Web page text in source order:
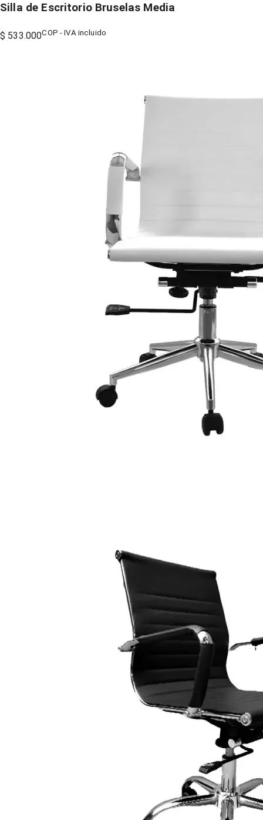
Silla de Escritorio Bruselas Media
$ 533.000COP - IVA incluido